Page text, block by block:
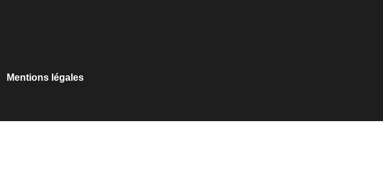
Mentions légales